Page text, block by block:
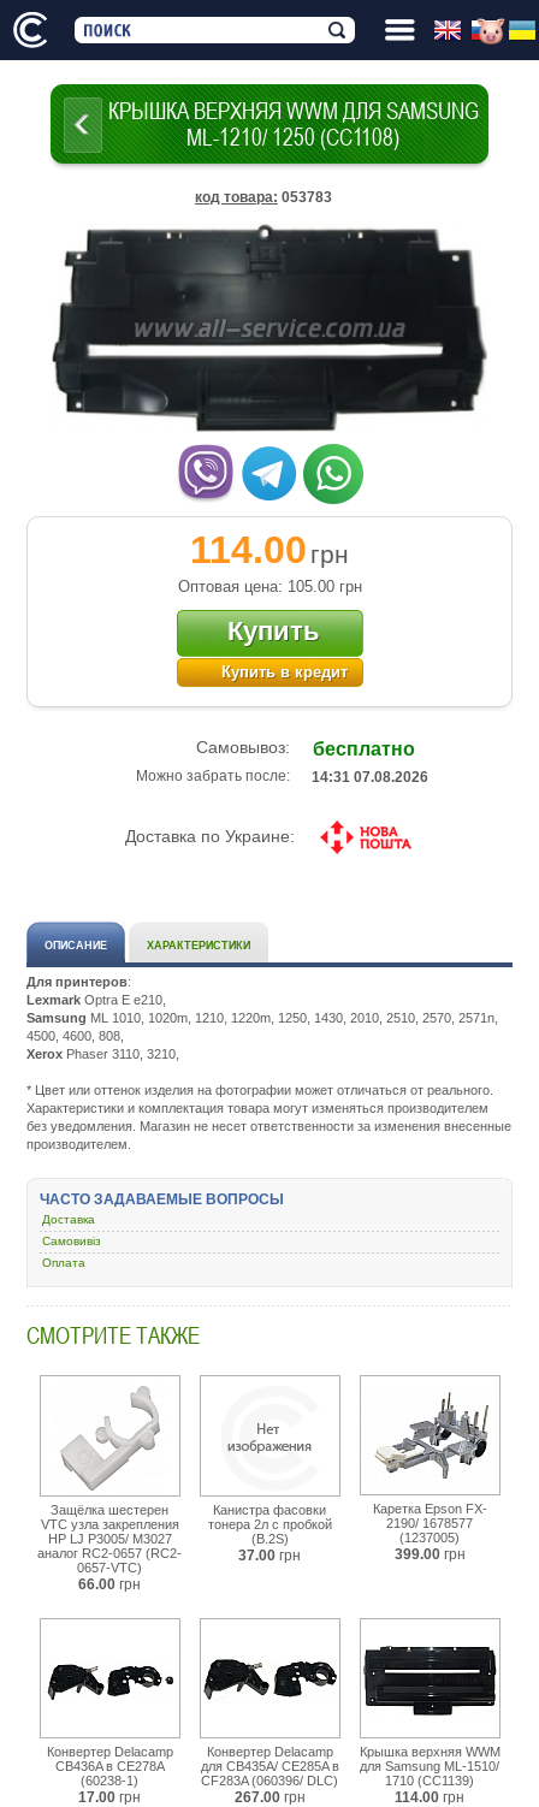
КРЫШКА ВЕРХНЯЯ WWM ДЛЯ SAMSUNG
ML-1210/ 1250 (CC1108)
код товара: 053783
114.00 грн
Оптовая цена: 105.00 грн
Купить
Купить в кредит
Самовывоз: бесплатно
Можно забрать после: 14:31 07.08.2026
Доставка по Украине:
ОПИСАНИЕ ХАРАКТЕРИСТИКИ
Для принтеров:
Lexmark Optra E e210,
Samsung ML 1010, 1020m, 1210, 1220m, 1250, 1430, 2010, 2510, 2570, 2571n,
4500, 4600, 808,
Xerox Phaser 3110, 3210,
service.com.uacatalog/4843-
zapchasti-
k-
zapchasti-
raznoe/53783-
samsung-
ml-
1250-
cc1108.html
* Цвет или оттенок изделия на фотографии может отличаться от реального.
Характеристики и комплектация товара могут изменяться производителем
без уведомления. Магазин не несет ответственности за изменения внесенные
производителем.
ЧАСТО ЗАДАВАЕМЫЕ ВОПРОСЫ
Доставка
Самовивіз
Оплата
СМОТРИТЕ ТАКЖЕ
Защёлка шестерен
VTC узла закрепления
HP LJ P3005/ M3027
аналог RC2-0657 (RC2-
0657-VTC)
66.00 грн
Канистра фасовки
тонера 2л с пробкой
(B.2S)
37.00 грн
Каретка Epson FX-
2190/ 1678577
(1237005)
399.00 грн
Конвертер Delacamp
CB436A в CE278A
(60238-1)
17.00 грн
Конвертер Delacamp
для CB435A/ CE285A в
CF283A (060396/ DLC)
267.00 грн
Крышка верхняя WWM
для Samsung ML-1510/
1710 (CC1139)
114.00 грн